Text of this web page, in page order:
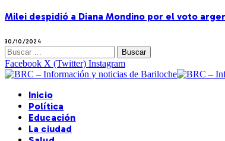
Milei despidió a Diana Mondino por el voto
30/10/2024
Buscar:
Facebook X (Twitter) Instagram
Inicio
Política
Educación
La ciudad